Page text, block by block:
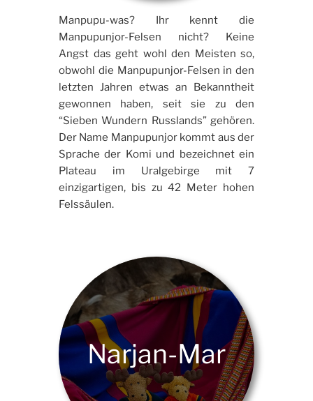
Manpupu-was? Ihr kennt die
Manpupunjor-Felsen nicht? Keine
Angst das geht wohl den Meisten so,
obwohl die Manpupunjor-Felsen in den
letzten Jahren etwas an Bekanntheit
gewonnen haben, seit sie zu den
“Sieben Wundern Russlands” gehören.
Der Name Manpupunjor kommt aus der
Sprache der Komi und bezeichnet ein
Plateau im Uralgebirge mit 7
einzigartigen, bis zu 42 Meter hohen
Felssäulen.
Narjan-Mar